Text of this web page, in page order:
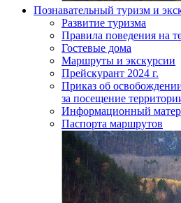
Познавательный туризм и
Развитие туризма
Правила поведения на
Гостевые дома
Маршруты и экскурсии
Прейскурант 2024 г.
Приказ об
за посещение
Информационный
Паспорта маршрутов